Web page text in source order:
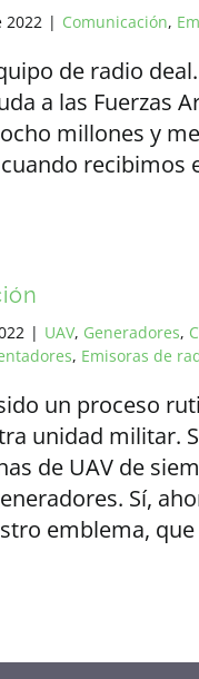
2022 | Comunicación,
de radio
a las Fuerzas
millones y
recibimos
| UAV, Generadores,
, Emisoras de
un proceso
unidad militar.
de UAV de
Sí,
emblema,